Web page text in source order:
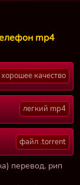
mp4
хорошее качество
легкий mp4
файл .torrent
перевод, рип